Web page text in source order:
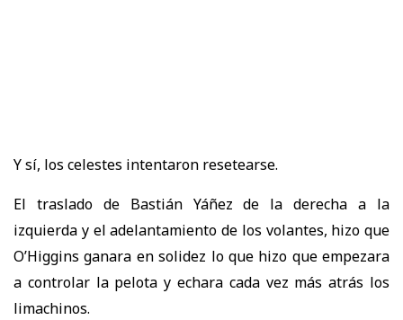
Y sí, los celestes intentaron resetearse.
El traslado de Bastián Yáñez de la derecha a la
izquierda y el adelantamiento de los volantes, hizo que
O’Higgins ganara en solidez lo que hizo que empezara
a controlar la pelota y echara cada vez más atrás los
limachinos.